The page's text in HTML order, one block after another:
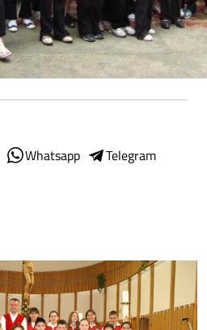
Whatsapp
Telegram